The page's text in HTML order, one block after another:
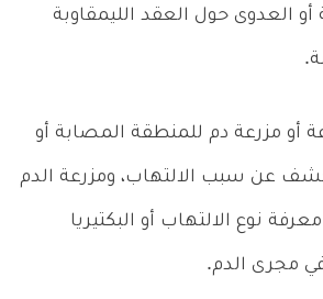
العدوى حول العقد الليمقاوبة
أو مزرعة دم للمنطقة المصابة أو
عن سبب الالتهاب، ومزرعة الدم
نوع الالتهاب أو البكتيريا
مجرى الدم.